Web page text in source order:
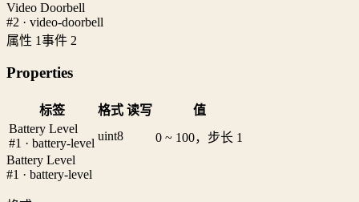
Video Doorbell
#2 · video-doorbell
属性 1事件 2
Properties
标签 格式 读写
值
Battery Level
#1 · battery-level
uint8
0 ~ 100，步长 1
Battery Level
#1 · battery-level